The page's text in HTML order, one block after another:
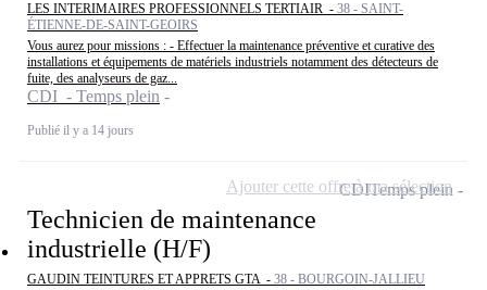
LES INTERIMAIRES PROFESSIONNELS TERTIAIR - 38 - SAINT-
ÉTIENNE-DE-SAINT-GEOIRS
Vous aurez pour missions : - Effectuer la maintenance préventive et curative des
installations et équipements de matériels industriels notamment des détecteurs de
fuite, des analyseurs de gaz...
CDI - Temps plein
Publié il y a 14 jours
Technicien de maintenance
industrielle (H/F)
GAUDIN TEINTURES ET APPRETS GTA - 38 - BOURGOIN-JALLIEU
CDITemps plein
Ajouter cette offre à ma sélection